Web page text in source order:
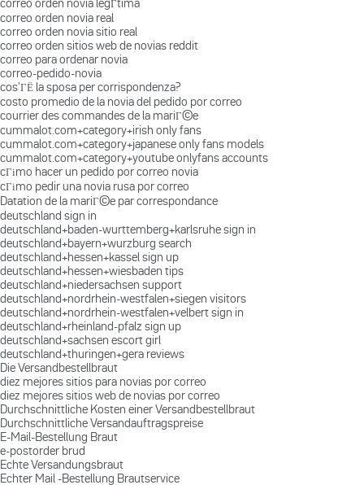
correo orden novia legГ­tima
correo orden novia real
correo orden novia sitio real
correo orden sitios web de novias reddit
correo para ordenar novia
correo-pedido-novia
cos'ГЁ la sposa per corrispondenza?
costo promedio de la novia del pedido por correo
courrier des commandes de la mariГ©e
cummalot.com+category+irish only fans
cummalot.com+category+japanese only fans models
cummalot.com+category+youtube onlyfans accounts
cГіmo hacer un pedido por correo novia
cГіmo pedir una novia rusa por correo
Datation de la mariГ©e par correspondance
deutschland sign in
deutschland+baden-wurttemberg+karlsruhe sign in
deutschland+bayern+wurzburg search
deutschland+hessen+kassel sign up
deutschland+hessen+wiesbaden tips
deutschland+niedersachsen support
deutschland+nordrhein-westfalen+siegen visitors
deutschland+nordrhein-westfalen+velbert sign in
deutschland+rheinland-pfalz sign up
deutschland+sachsen escort girl
deutschland+thuringen+gera reviews
Die Versandbestellbraut
diez mejores sitios para novias por correo
diez mejores sitios web de novias por correo
Durchschnittliche Kosten einer Versandbestellbraut
Durchschnittliche Versandauftragspreise
E-Mail-Bestellung Braut
e-postorder brud
Echte Versandungsbraut
Echter Mail -Bestellung Brautservice